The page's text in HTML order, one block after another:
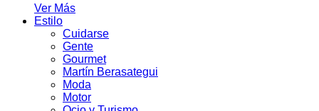
Ver Más
Estilo
Cuidarse
Gente
Gourmet
Martín Berasategui
Moda
Motor